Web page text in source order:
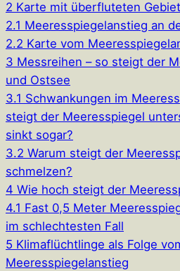
2 Karte mit überfluteten
2.1 Meeresspiegelanstieg an
2.2 Karte vom
3 Messreihen – so steigt der
und Ostsee
3.1 Schwankungen im
steigt der Meeresspiegel
sinkt sogar?
3.2 Warum steigt der
schmelzen?
4 Wie hoch steigt der
4.1 Fast 0,5 Meter
im schlechtesten Fall
5 Klimaflüchtlinge als Folge
Meeresspiegelanstieg